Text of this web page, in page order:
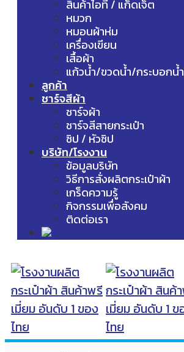
สินค้าไอที / แก็ดเจ็ต
หมวก
หมอนผ้าห่ม
เครื่องเขียน
เสื้อผ้า
แก้วน้ำ/ขวดน้ำ/กระบอกน้ำ
ลูกค้า
ชาร์จสีผ้า
ชาร์จผ้า
ชาร์จสีสายกระเป๋า
ซิป / หัวซิป
บริษัท/โรงงาน
ข้อมูลบริษัท
วิธีการสั่งผลิตกระเป๋าผ้า
เกร็ดความรู้
กิจกรรมเพื่อสังคม
ติดต่อเรา